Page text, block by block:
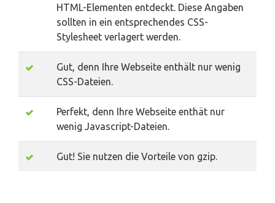
HTML-Elementen entdeckt. Diese Angaben
sollten in ein entsprechendes CSS-
Stylesheet verlagert werden.
Gut, denn Ihre Webseite enthält nur wenig
CSS-Dateien.
Perfekt, denn Ihre Webseite enthät nur
wenig Javascript-Dateien.
Gut! Sie nutzen die Vorteile von gzip.